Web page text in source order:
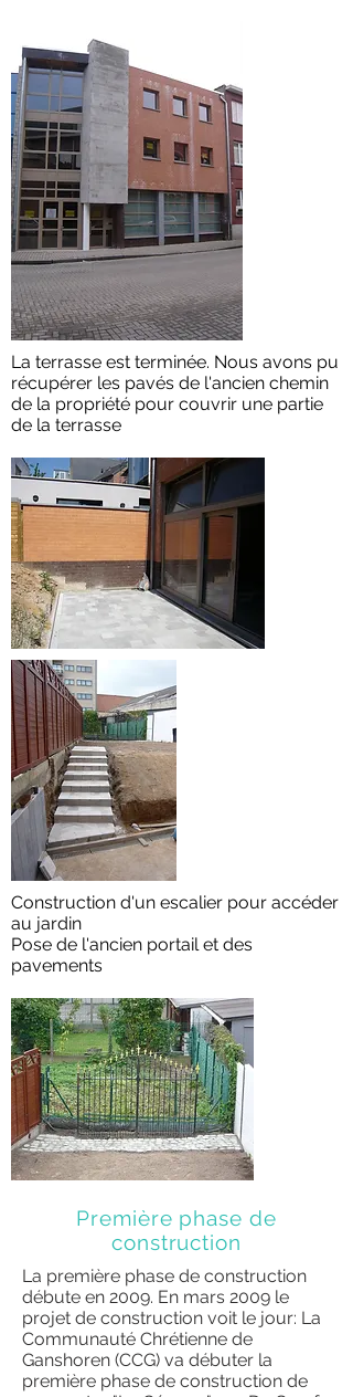
La terrasse est terminée. Nous avons pu
récupérer les pavés de l'ancien chemin
de la propriété pour couvrir une partie
de la terrasse
Construction d'un escalier pour accéder
au jardin
Pose de l'ancien portail et des
pavements
Première phase de
construction
La première phase de construction
débute en 2009. En mars 2009 le
projet de construction voit le jour: La
Communauté Chrétienne de
Ganshoren (CCG) va débuter la
première phase de construction de